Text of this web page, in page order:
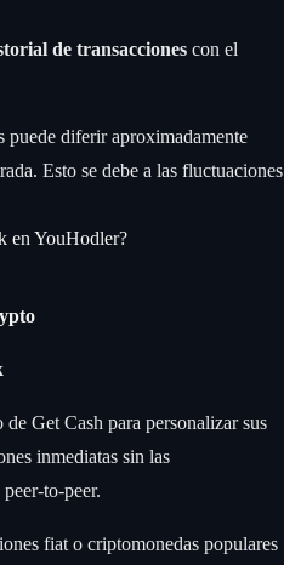
de transacciones con el
puede diferir aproximadamente
Esto se debe a las fluctuaciones
en YouHodler?
Get Cash para personalizar sus
inmediatas sin las
to-peer.
fiat o criptomonedas populares